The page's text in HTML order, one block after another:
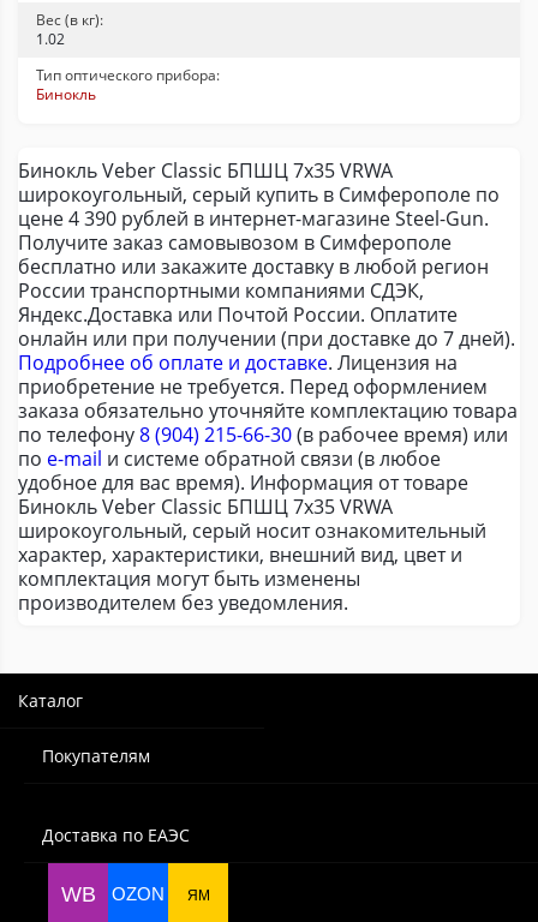
Вес (в кг):
1.02
Тип оптического прибора:
Бинокль
Бинокль Veber Classic БПШЦ 7х35 VRWA
широкоугольный, серый купить в Симферополе по
цене 4 390 рублей в интернет-магазине Steel-Gun.
Получите заказ самовывозом в Симферополе
бесплатно или закажите доставку в любой регион
России транспортными компаниями СДЭК,
Яндекс.Доставка или Почтой России. Оплатите
онлайн или при получении (при доставке до 7 дней).
Подробнее об оплате и доставке. Лицензия на
приобретение не требуется. Перед оформлением
заказа обязательно уточняйте комплектацию товара
по телефону8 (904) 215-66-30(в рабочее время) или
по e-mail и системе обратной связи (в любое
удобное для вас время). Информация от товаре
Бинокль Veber Classic БПШЦ 7х35 VRWA
широкоугольный, серый носит ознакомительный
характер, характеристики, внешний вид, цвет и
комплектация могут быть изменены
производителем без уведомления.
Каталог
Покупателям
Доставка по ЕАЭС
WB OZON ЯМ